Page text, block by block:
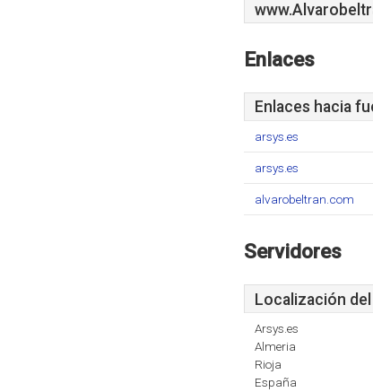
Enlaces
Enlaces hacia
arsys.es
arsys.es
alvarobeltran.com
Servidores
Localización
Arsys.es
Almeria
Rioja
España